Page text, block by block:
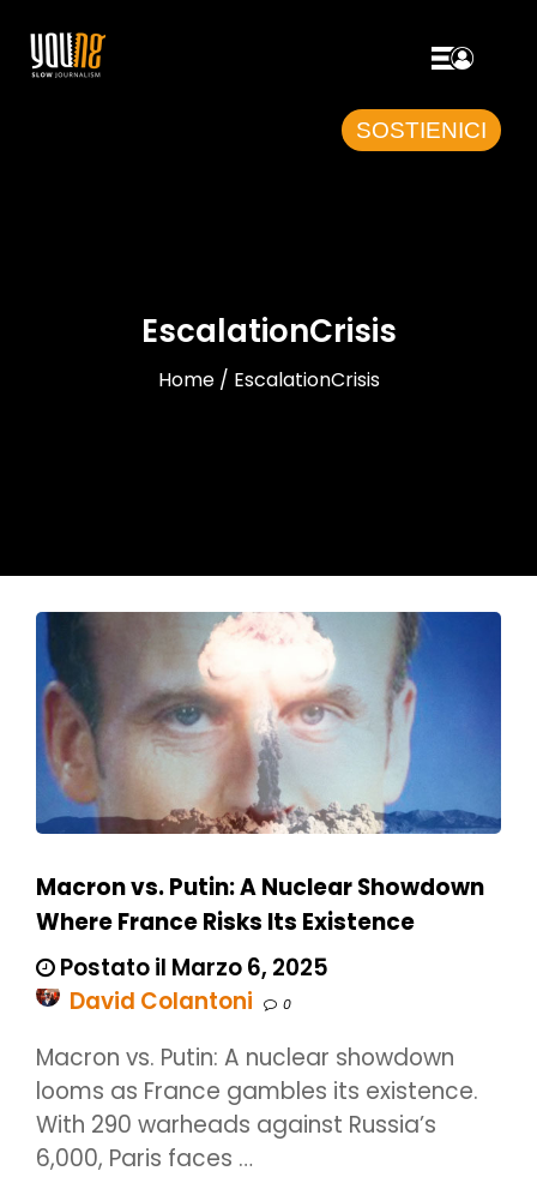
SOSTIENICI
EscalationCrisis
Home / EscalationCrisis
Macron vs. Putin: A Nuclear Showdown
Where France Risks Its Existence
Postato il Marzo 6, 2025
David Colantoni
0
Macron vs. Putin: A nuclear showdown
looms as France gambles its existence.
With 290 warheads against Russia’s
6,000, Paris faces …